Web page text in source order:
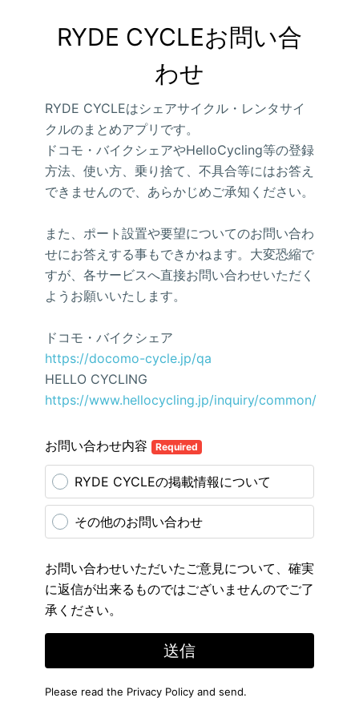
RYDE CYCLEお問い合
わせ
RYDE CYCLEはシェアサイクル・レンタサイ
クルのまとめアプリです。
ドコモ・バイクシェアやHelloCycling等の登録
方法、使い方、乗り捨て、不具合等にはお答え
できませんので、あらかじめご承知ください。
また、ポート設置や要望についてのお問い合わ
せにお答えする事もできかねます。大変恐縮で
すが、各サービスへ直接お問い合わせいただく
ようお願いいたします。
ドコモ・バイクシェア
https://docomo-cycle.jp/qa
HELLO CYCLING
https://www.hellocycling.jp/inquiry/common/
お問い合わせ内容 Required
RYDE CYCLEの掲載情報について
その他のお問い合わせ
お問い合わせいただいたご意見について、確実
に返信が出来るものではございませんのでご了
承ください。
送信
Please read the Privacy Policy and send.